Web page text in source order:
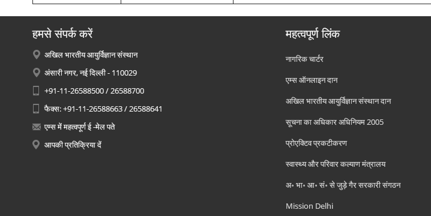
हमसे संपर्क करें
अखिल भारतीय आयुर्विज्ञान संस्थान
अंसारी नगर, नई दिल्ली - 110029
+91-11-26588500 / 26588700
फैक्स: +91-11-26588663 / 26588641
एम्स में महत्वपूर्ण ई -मेल पते
आपकी प्रतिक्रिया दें
महत्वपूर्ण लिंक
नागरिक चार्टर
एम्स ऑनलाइन दान
अखिल भारतीय आयुर्विज्ञान संस्थान दान
सूचना का अधिकार अधिनियम 2005
प्रोएक्टिव प्रकटीकरण
स्वास्थ्य और परिवार कल्याण मंत्रालय
अ॰ भा॰ आ॰ सं॰ से जुड़े गैर सरकारी संगठन
Mission Delhi